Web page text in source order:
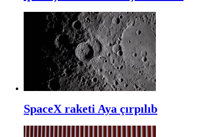
SpaceX raketi Aya çırpılıb